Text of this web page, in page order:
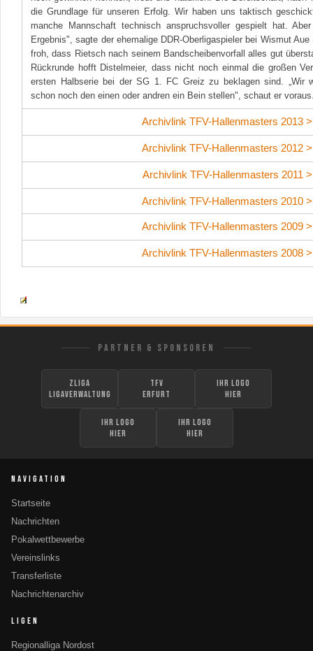
die Grundlage für unseren Erfolg. Wir haben uns taktisch
manche Mannschaft technisch anspruchsvoller gespielt hat.
Ergebnis", sagte der ehemalige DDR-Oberligaspieler bei Wismut
froh, dass Rietsch nach seinem Bandscheibenvorfall alles gut
Rückrunde hofft Distelmeier, dass nicht noch einmal die großen
ersten Halbserie bei der SG 1. FC Greiz zu beklagen sind. „Wir
schon noch den einen oder andren ein Bein stellen", schaut er
Archivlink TFV-Hallenmasters 2013 >
Archivlink TFV-Hallenmasters 2012 >
Archivlink TFV-Hallenmasters 2011 >
Archivlink TFV-Hallenmasters 2010 >
Archivlink TFV-Hallenmasters 2009 >
Archivlink TFV-Hallenmasters 2008 >
PARTNER & SPONSOREN
zLiga
Ligaverwaltung
TFV
Erfurt
Ihr Logo
hier
Ihr Logo
hier
Ihr Logo
hier
NAVIGATION
Startseite
Nachrichten
Pokalwettbewerbe
Vereinslinks
Transferliste
Nachrichtenarchiv
LIGEN
Regionalliga Nordost